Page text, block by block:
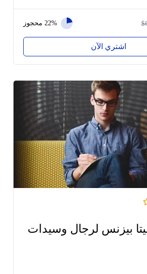
22% محجوز
اشتري الآن
بيزنس لرجال وسيدات